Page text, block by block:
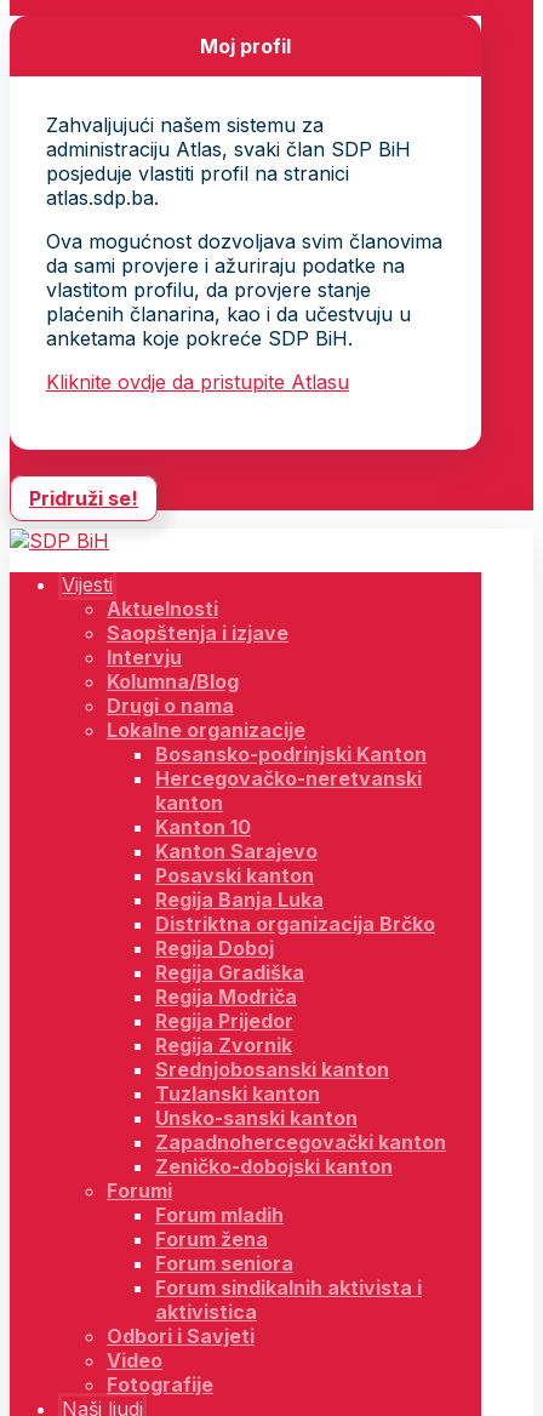
Moj profil
Zahvaljujući našem sistemu za
administraciju Atlas, svaki član SDP BiH
posjeduje vlastiti profil na stranici
atlas.sdp.ba.
Ova mogućnost dozvoljava svim članovima
da sami provjere i ažuriraju podatke na
vlastitom profilu, da provjere stanje
plaćenih članarina, kao i da učestvuju u
anketama koje pokreće SDP BiH.
Kliknite ovdje da pristupite Atlasu
Pridruži se!
Vijesti
Aktuelnosti
Saopštenja i izjave
Intervju
Kolumna/Blog
Drugi o nama
Lokalne organizacije
Bosansko-podrinjski Kanton
Hercegovačko-neretvanski
kanton
Kanton 10
Kanton Sarajevo
Posavski kanton
Regija Banja Luka
Distriktna organizacija Brčko
Regija Doboj
Regija Gradiška
Regija Modriča
Regija Prijedor
Regija Zvornik
Srednjobosanski kanton
Tuzlanski kanton
Unsko-sanski kanton
Zapadnohercegovački kanton
Zeničko-dobojski kanton
Forumi
Forum mladih
Forum žena
Forum seniora
Forum sindikalnih aktivista i
aktivistica
Odbori i Savjeti
Video
Fotografije
Naši ljudi